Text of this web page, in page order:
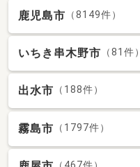
鹿児島市 （8149件）
いちき串木野市 （81件）
出水市 （188件）
霧島市 （1797件）